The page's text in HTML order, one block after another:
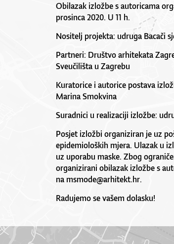
Obilazak izložbe s autoricama
prosinca 2020. U 11 h.
Nositelj projekta: udruga Bacači
Partneri: Društvo arhitekata
Sveučilišta u Zagrebu
Kuratorice i autorice postava
Marina Smokvina
Suradnici u realizaciji izložbe:
Posjet izložbi organiziran je uz
epidemioloških mjera. Ulazak u
uz uporabu maske. Zbog
organizirani obilazak izložbe s
na msmode@arhitekt.hr.
Radujemo se vašem dolasku!